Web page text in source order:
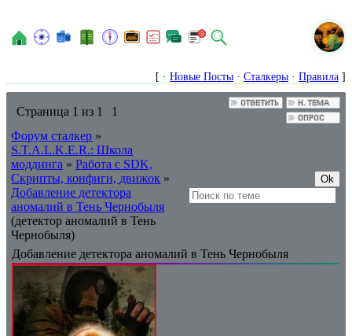
N
[ · Новые Посты · Сталкеры · Правила ]
Страница 1 из 1
1
Форум сталкер »
S.T.A.L.K.E.R.: Школа
моддинга » Работа с SDK,
Скрипты, конфиги, движок »
Добавление детектора
аномалий в Тень Чернобыля
(детектор аномалий в Тень
Чернобыля)
Добавление детектора аномалий в Тень Чернобыля